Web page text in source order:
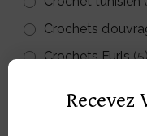
Crochets
Crochets Furls
Divers petits
Recevez